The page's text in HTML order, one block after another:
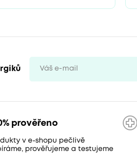
prověřeno
v e-shopu pečlivě
prověřujeme a testujeme